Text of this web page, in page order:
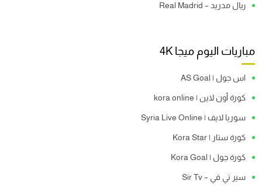
ريال مدريد – Real Madrid
مباريات اليوم ميجا 4K
اس جول | AS Goal
كورة أون لاين | kora online
سوريا لايف | Syria Live Online
كورة ستار | Kora Star
كورة جول | Kora Goal
سير تي في – Sir Tv